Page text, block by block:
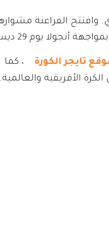
وافتتح الفراعنة
تايجر الكورة
، كما
الأفريقية